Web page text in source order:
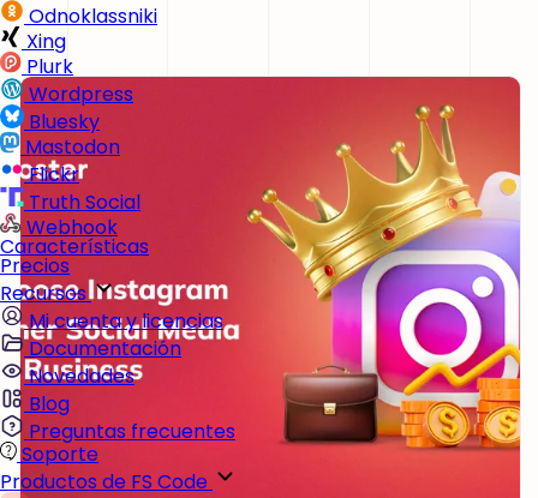
Odnoklassniki
Xing
Plurk
Wordpress
Bluesky
Mastodon
Flickr
Truth Social
Webhook
Características
Precios
Recursos
Mi cuenta y licencias
Documentación
Novedades
Blog
Preguntas frecuentes
Soporte
Productos de FS Code